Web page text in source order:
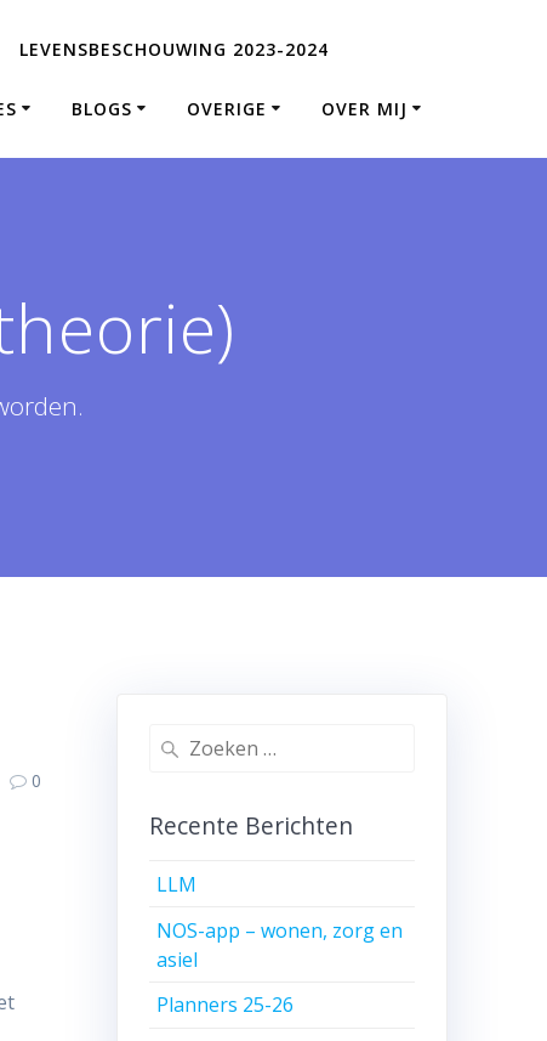
LEVENSBESCHOUWING 2023-2024
BLOGS OVERIGE OVER MIJ
0
Zoeken
Recente Berichten
LLM
NOS-app – wonen, zorg en
asiel
Planners 25-26